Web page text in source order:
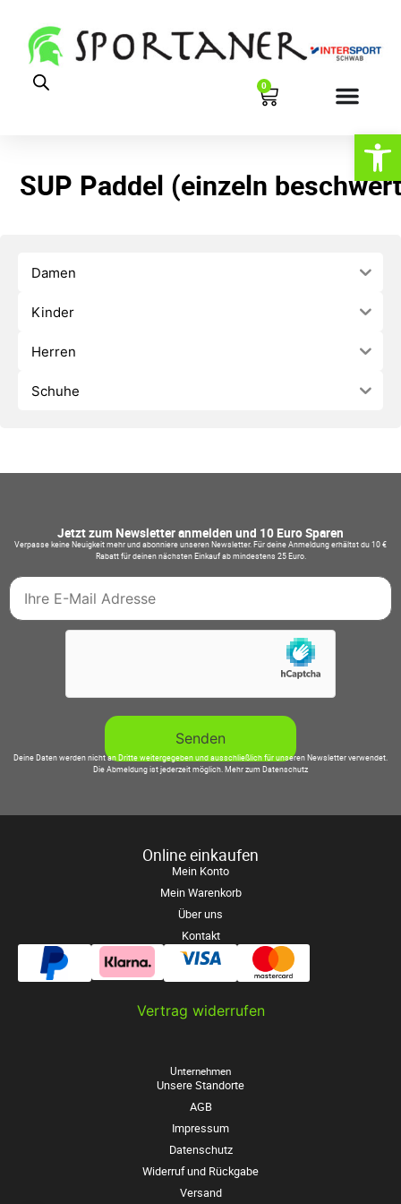
0
SUP Paddel (einzeln
Damen
Kinder
Herren
Schuhe
Jetzt zum Newsletter anmelden und 10 Euro Sparen
Verpasse keine Neuigkeit mehr und abonniere unseren Newsletter. Für deine Anmeldung erhältst du 10 €
Rabatt für deinen nächsten Einkauf ab mindestens 25 Euro.
Deine Daten werden nicht an Dritte weitergegeben und ausschließlich für unseren Newsletter verwendet.
Die Abmeldung ist jederzeit möglich.Mehr zum Datenschutz
Online einkaufen
Mein Konto
Mein Warenkorb
Über uns
Kontakt
Vertrag widerrufen
Unternehmen
Unsere Standorte
AGB
Impressum
Datenschutz
Widerruf und Rückgabe
Versand